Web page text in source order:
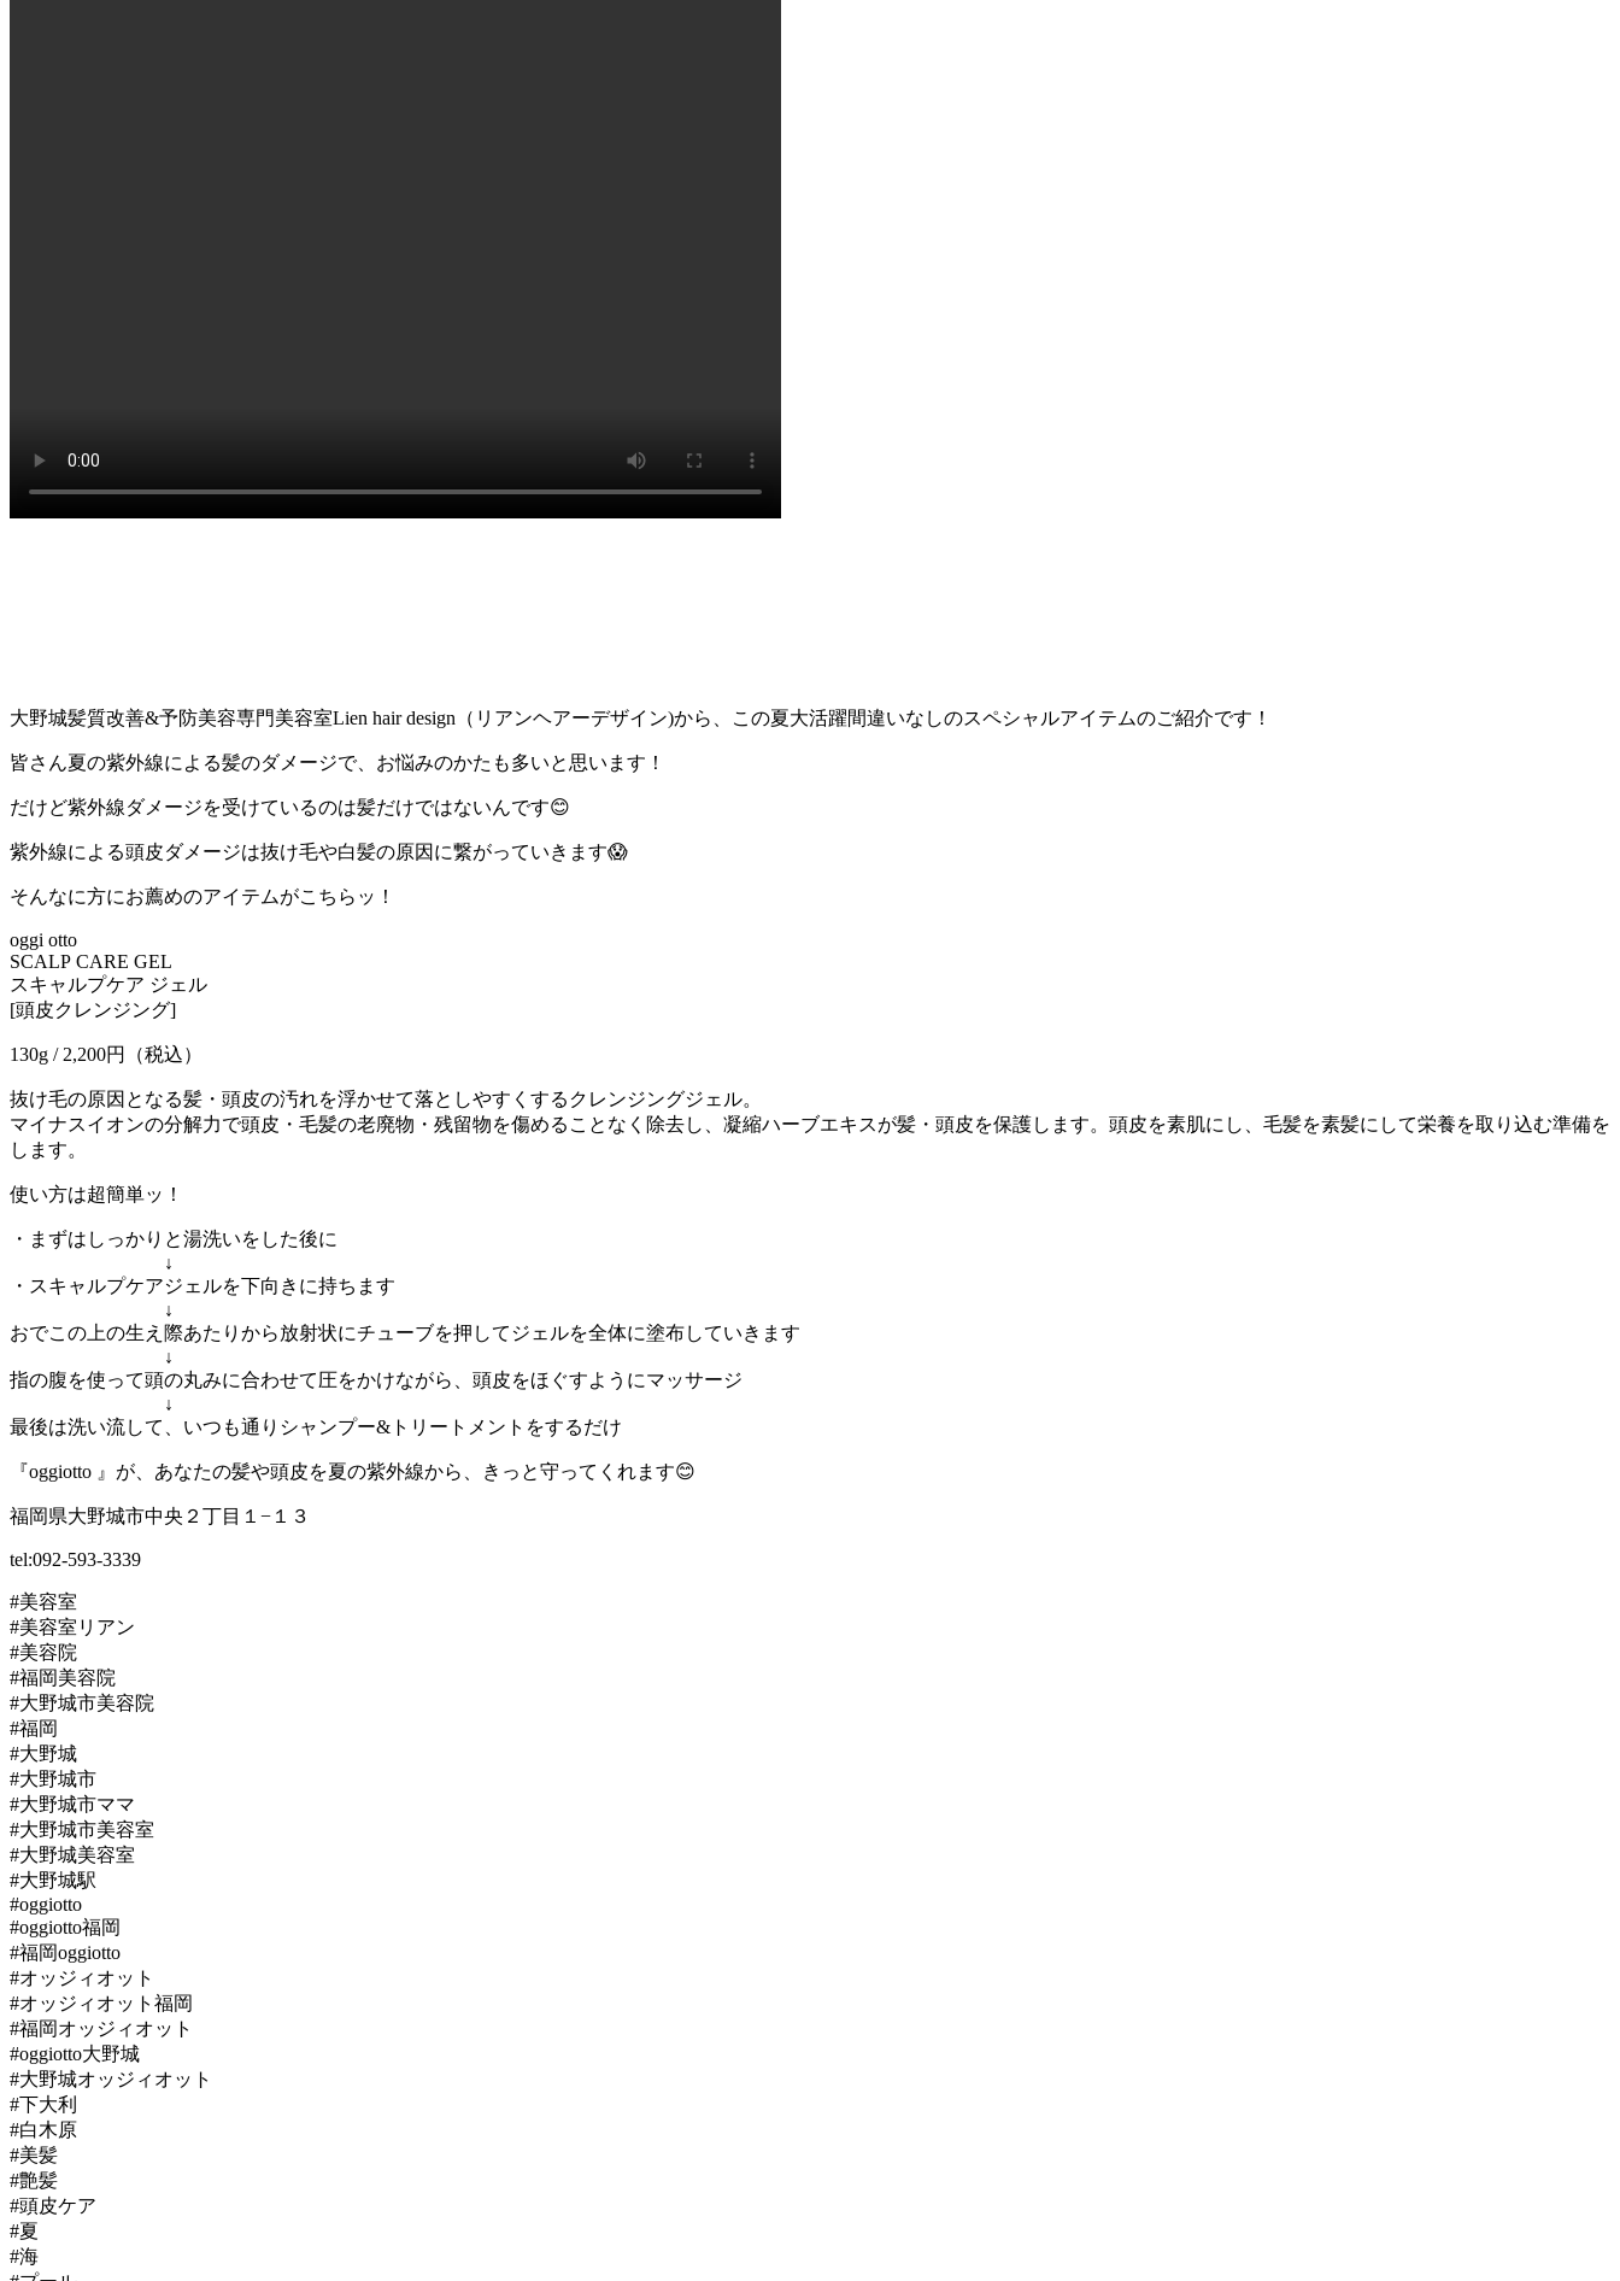
大野城髪質改善&予防美容専門美容室Lien hair design（リアンヘアーデザイン)から、この夏大活躍間違いなしのスペシャルアイテムのご紹介です！
皆さん夏の紫外線による髪のダメージで、お悩みのかたも多いと思います！
だけど紫外線ダメージを受けているのは髪だけではないんです😊
紫外線による頭皮ダメージは抜け毛や白髪の原因に繋がっていきます😱
そんなに方にお薦めのアイテムがこちらッ！
oggi otto
SCALP CARE GEL
スキャルプケア ジェル
[頭皮クレンジング]
130g / 2,200円（税込）
抜け毛の原因となる髪・頭皮の汚れを浮かせて落としやすくするクレンジングジェル。
マイナスイオンの分解力で頭皮・毛髪の老廃物・残留物を傷めることなく除去し、凝縮ハーブエキスが髪・頭皮を保護します。頭皮を素肌にし、毛髪を素髪にして栄養を取り込む準備を
します。
使い方は超簡単ッ！
・まずはしっかりと湯洗いをした後に
↓
・スキャルプケアジェルを下向きに持ちます
↓
おでこの上の生え際あたりから放射状にチューブを押してジェルを全体に塗布していきます
↓
指の腹を使って頭の丸みに合わせて圧をかけながら、頭皮をほぐすようにマッサージ
↓
最後は洗い流して、いつも通りシャンプー&トリートメントをするだけ
『oggiotto 』が、あなたの髪や頭皮を夏の紫外線から、きっと守ってくれます😊
福岡県大野城市中央２丁目１−１３
tel:092-593-3339
#美容室
#美容室リアン
#美容院
#福岡美容院
#大野城市美容院
#福岡
#大野城
#大野城市
#大野城市ママ
#大野城市美容室
#大野城美容室
#大野城駅
#oggiotto
#oggiotto福岡
#福岡oggiotto
#オッジィオット
#オッジィオット福岡
#福岡オッジィオット
#oggiotto大野城
#大野城オッジィオット
#下大利
#白木原
#美髪
#艶髪
#頭皮ケア
#夏
#海